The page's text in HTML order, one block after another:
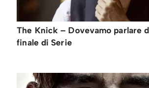
The Knick – Dovevamo parlare
finale di Serie